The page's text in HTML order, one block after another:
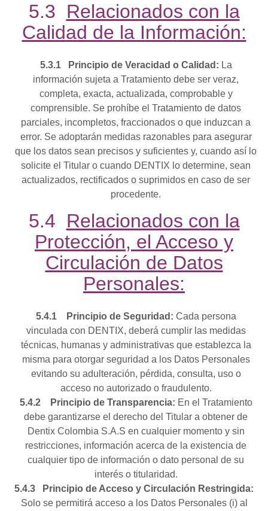
5.3 Relacionados con la
Calidad de la Información:
5.3.1 Principio de Veracidad o Calidad: La
información sujeta a Tratamiento debe ser veraz,
completa, exacta, actualizada, comprobable y
comprensible. Se prohíbe el Tratamiento de datos
parciales, incompletos, fraccionados o que induzcan a
error. Se adoptarán medidas razonables para asegurar
que los datos sean precisos y suficientes y, cuando así lo
solicite el Titular o cuando DENTIX lo determine, sean
actualizados, rectificados o suprimidos en caso de ser
procedente.
5.4 Relacionados con la
Protección, el Acceso y
Circulación de Datos
Personales:
5.4.1 Principio de Seguridad: Cada persona
vinculada con DENTIX, deberá cumplir las medidas
técnicas, humanas y administrativas que establezca la
misma para otorgar seguridad a los Datos Personales
evitando su adulteración, pérdida, consulta, uso o
acceso no autorizado o fraudulento.
5.4.2
Principio de Transparencia: En el Tratamiento
debe garantizarse el derecho del Titular a obtener de
Dentix Colombia S.A.S en cualquier momento y sin
restricciones, información acerca de la existencia de
cualquier tipo de información o dato personal de su
interés o titularidad.
5.4.3
Principio de Acceso y Circulación Restringida:
Solo se permitirá acceso a los Datos Personales (i) al